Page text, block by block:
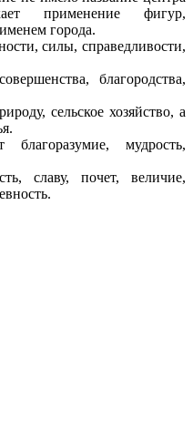
применение фигур,
города.
силы, справедливости,
благородства,
сельское хозяйство, а
благоразумие, мудрость,
славу, почет, величие,